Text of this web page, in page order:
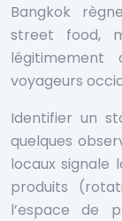
Bangkok
street food,
légitimement
voyageurs
Identifier un
quelques
locaux signale
produits
l’espace de